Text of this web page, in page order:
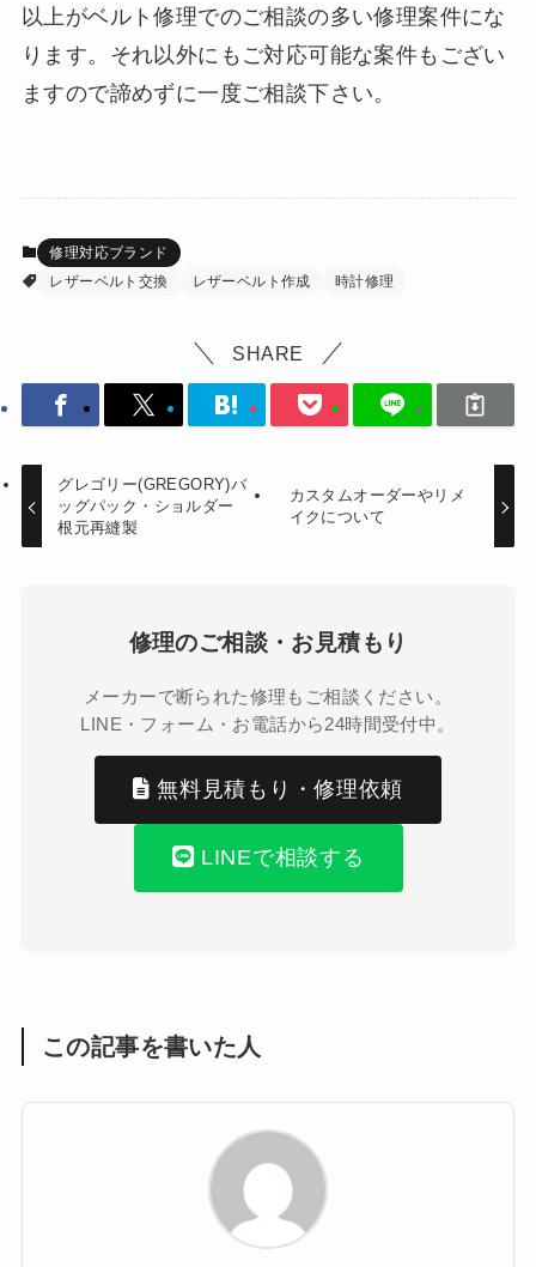
以上がベルト修理でのご相談の多い修理案件にな
ります。それ以外にもご対応可能な案件もござい
ますので諦めずに一度ご相談下さい。
修理対応ブランド
レザーベルト交換
レザーベルト作成 時計修理
SHARE
グレゴリー(GREGORY)バ
ッグパック・ショルダー
根元再縫製
カスタムオーダーやリメ
イクについて
修理のご相談・お見積もり
メーカーで断られた修理もご相談ください。
LINE・フォーム・お電話から24時間受付中。
無料見積もり・修理依頼
LINEで相談する
この記事を書いた人